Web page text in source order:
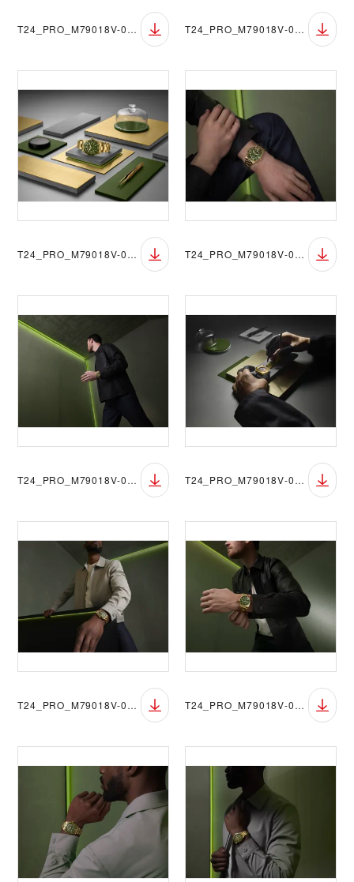
T24_PRO_M79018V-0006_074 T24_PRO_M79018V-0006_075
T24_PRO_M79018V-0006_046 T24_PRO_M79018V-0006_079
T24_PRO_M79018V-0006_080 T24_PRO_M79018V-0006_048
T24_PRO_M79018V-0006_095 T24_PRO_M79018V-0006_078